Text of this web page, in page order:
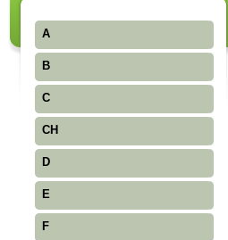
A
B
C
CH
D
E
F